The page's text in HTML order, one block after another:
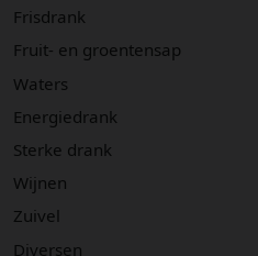
Frisdrank
Fruit- en groentensap
Waters
Energiedrank
Sterke drank
Wijnen
Zuivel
Diversen